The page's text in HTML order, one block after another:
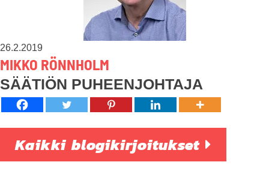
26.2.2019
MIKKO RÖNNHOLM
SÄÄTIÖN PUHEENJOHTAJA
Kaikki blogikirjoitukset